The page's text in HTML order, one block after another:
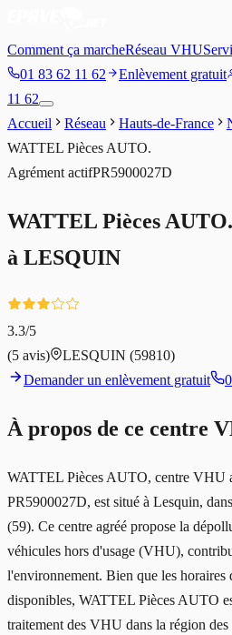
Comment ça marcheRéseau VHU
01 83 62 11 62
Enlèvement gratuit
11 62
Accueil
Réseau Hauts-de-France
WATTEL Pièces AUTO.
Agrément actifPR5900027D
WATTEL Pièces AUTO.
à LESQUIN
3.3/5
(5 avis) LESQUIN (59810)
Demander un enlèvement gratuit
À propos de ce centre
WATTEL Pièces AUTO, centre VHU
PR5900027D, est situé à Lesquin,
(59). Ce centre agréé propose la
véhicules hors d'usage (VHU),
l'environnement. Bien que les horaires
disponibles, WATTEL Pièces AUTO
traitement des VHU dans la région